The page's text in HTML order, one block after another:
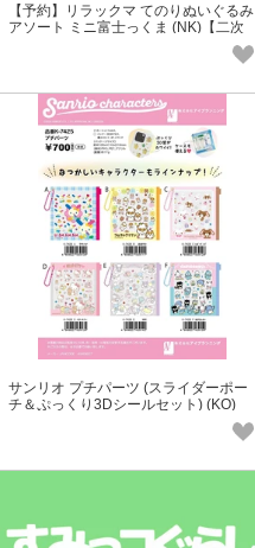
【予約】リラックマ てのりぬいぐるみ
アソート ミニ富士っくま (NK)【二次
サンリオ プチパーツ (スライダーポー
チ＆ぷっくり3Dシールセット) (KO)